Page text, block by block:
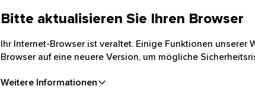
Bitte aktualisieren Sie Ihren Browser
Ihr Internet-Browser ist veraltet. Einige Funktionen
Browser auf eine neuere Version, um mögliche
Weitere Informationen